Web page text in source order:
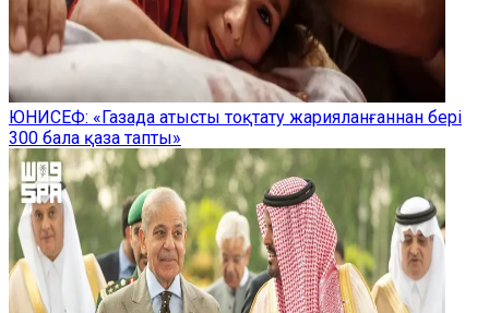
ЮНИСЕФ: «Газада атысты тоқтату жарияланғаннан бері
300 бала қаза тапты»